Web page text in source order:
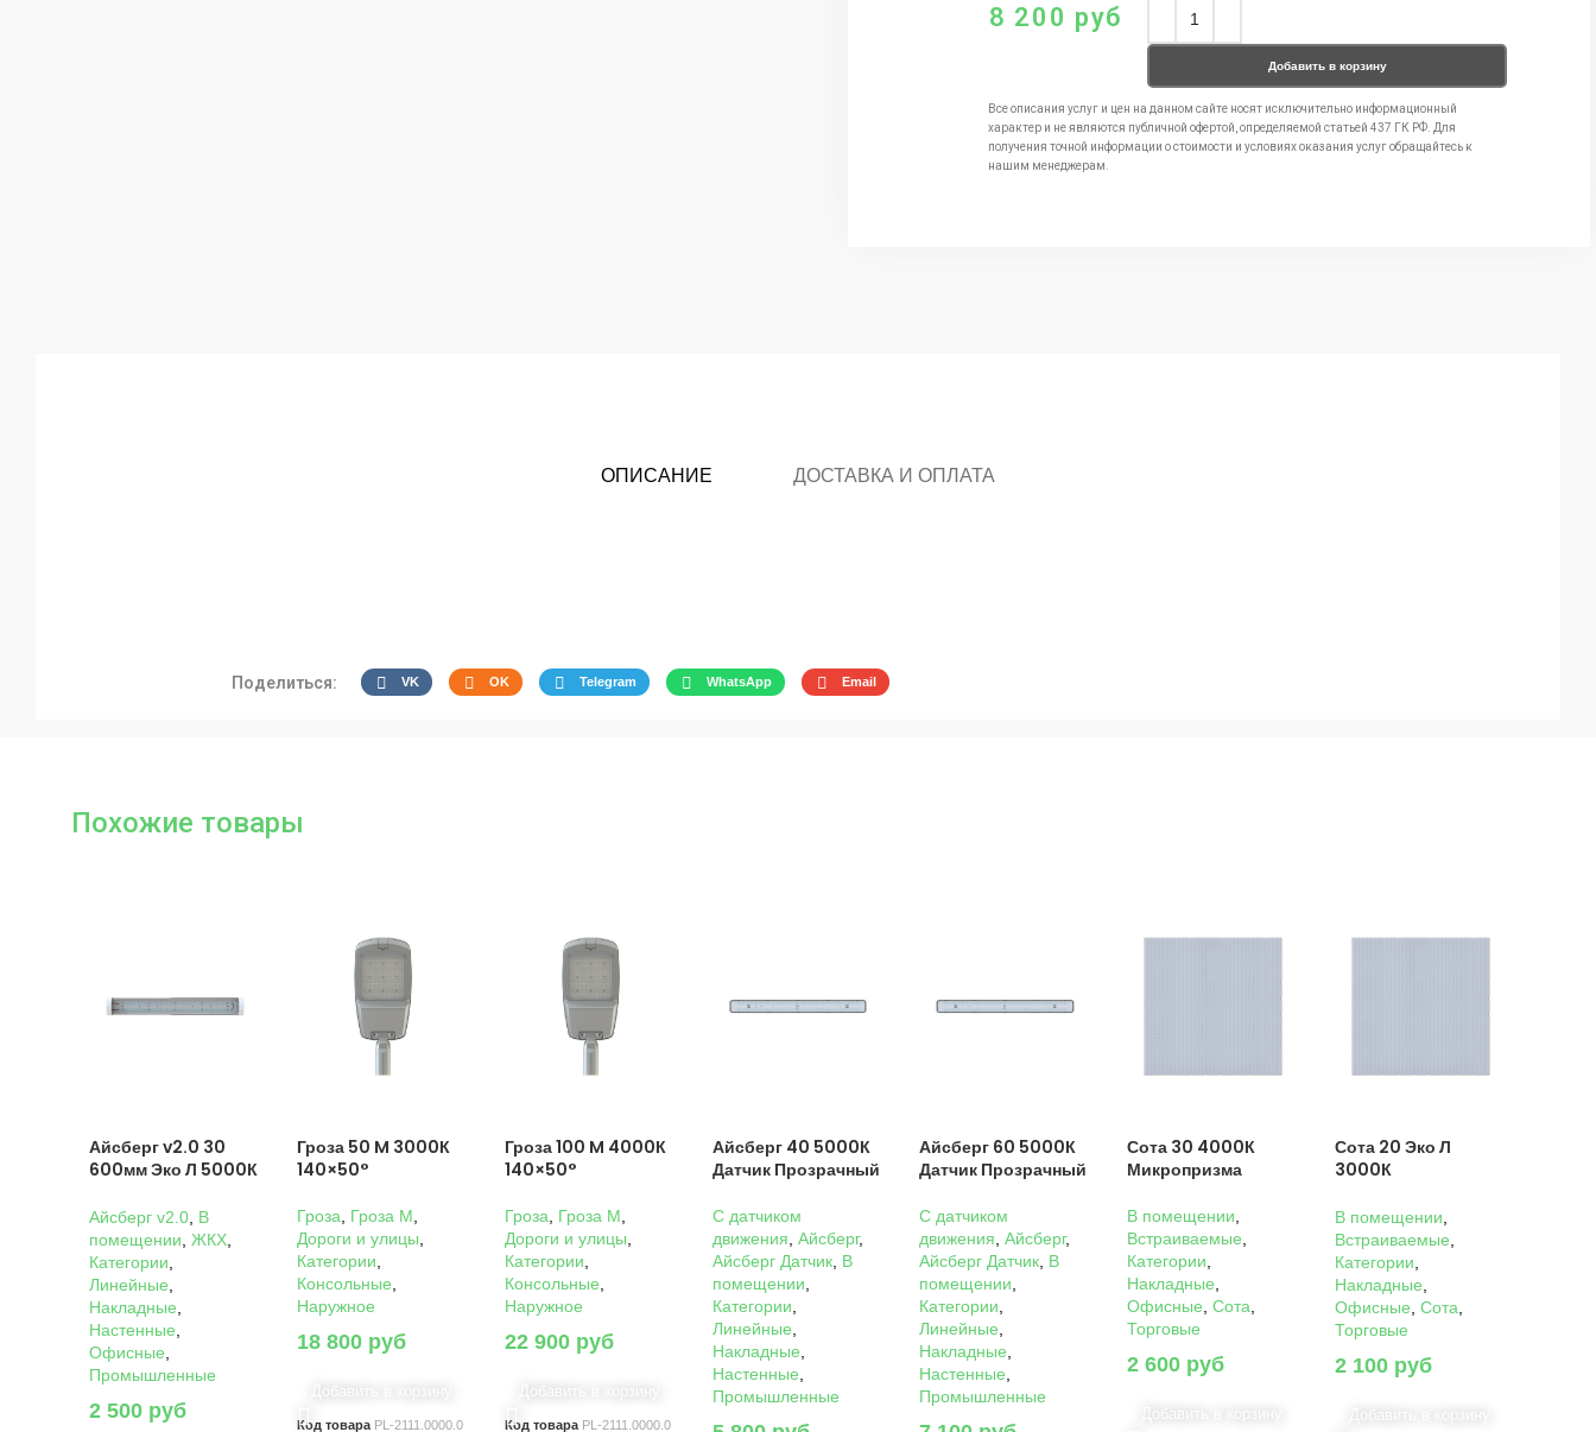
8 200 руб
Добавить в корзину
Все описания услуг и цен на данном сайте носят исключительно информационный
характер и не являются публичной офертой, определяемой статьей 437 ГК РФ. Для
получения точной информации о стоимости и условиях оказания услуг обращайтесь к
нашим менеджерам.
ОПИСАНИЕ ДОСТАВКА И ОПЛАТА
Поделиться: VK OK Telegram WhatsApp Email
Похожие товары
Айсберг v2.0 30
600мм Эко Л 5000К
Айсберг v2.0 В
помещении ЖКХ
Категории
Линейные
Накладные
Настенные
Офисные
Промышленные
2 500 руб
Гроза 50 M 3000К
140×50°
Гроза Гроза M
Дороги и улицы
Категории
Консольные
Наружное
18 800 руб
Код товара PL-2111.0000.0
Гроза 100 M 4000К
140×50°
Гроза Гроза M
Дороги и улицы
Категории
Консольные
Наружное
22 900 руб
Код товара PL-2111.0000.0
Айсберг 40 5000К
Датчик Прозрачный
C датчиком
движения Айсберг,
Айсберг Датчик, В
помещении
Категории
Линейные
Накладные
Настенные
Промышленные
Айсберг 60 5000К
Датчик Прозрачный
C датчиком
движения ,Айсберг,
Айсберг Датчик В
помещении
Категории
Линейные
Накладные
Настенные
Промышленные
Сота 30 4000К
Микропризма
В помещении
Встраиваемые
Категории
Накладные
Офисные ,Сота
Торговые
2 600 руб
Сота 20 Эко Л
3000К
В помещении
Встраиваемые
Категории
Накладные
Офисные ,Сота
Торговые
2 100 руб